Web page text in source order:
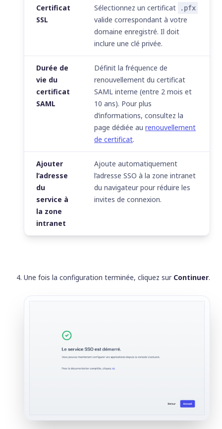
Certificat
SSL
Sélectionnez un certificat .pfx
valide correspondant à votre
domaine enregistré. Il doit
inclure une clé privée.
Durée de
vie du
certificat
SAML
Définit la fréquence de
renouvellement du certificat
SAML interne (entre 2 mois et
10 ans). Pour plus
d’informations, consultez la
page dédiée au renouvellement
de certificat.
Ajouter
l’adresse
du
service à
la zone
intranet
Ajoute automatiquement
l’adresse SSO à la zone intranet
du navigateur pour réduire les
invites de connexion.
Une fois la configuration terminée, cliquez sur Continuer.